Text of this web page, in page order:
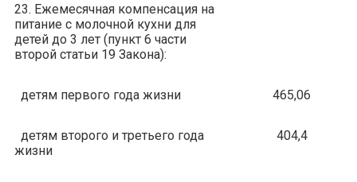
23. Ежемесячная компенсация на
питание с молочной кухни для
детей до 3 лет (пункт 6 части
второй статьи 19 Закона):
детям первого года жизни 465,06
детям второго и третьего года
жизни
404,4